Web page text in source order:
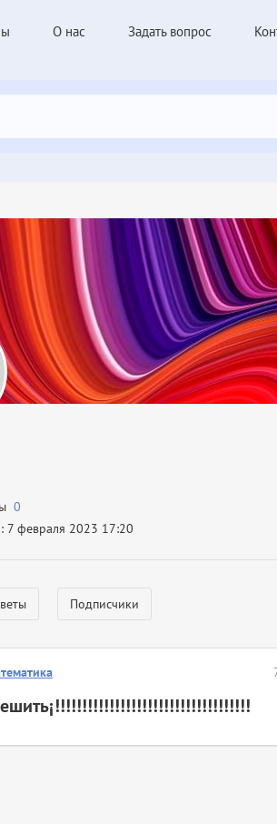
О нас Задать вопрос
0
7 февраля 2023 17:20
Подписчики